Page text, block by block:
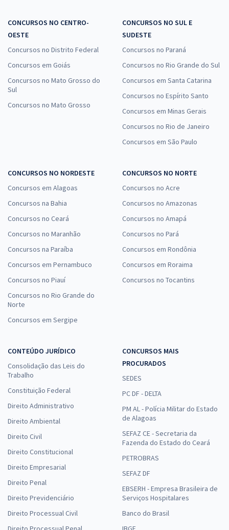
CONCURSOS NO CENTRO-
OESTE
Concursos no Distrito Federal
Concursos em Goiás
Concursos no Mato Grosso do
Sul
Concursos no Mato Grosso
CONCURSOS NO SUL E
SUDESTE
Concursos no Paraná
Concursos no Rio Grande do Sul
Concursos em Santa Catarina
Concursos no Espírito Santo
Concursos em Minas Gerais
Concursos no Rio de Janeiro
Concursos em São Paulo
CONCURSOS NO NORDESTE
Concursos em Alagoas
Concursos na Bahia
Concursos no Ceará
Concursos no Maranhão
Concursos na Paraíba
Concursos em Pernambuco
Concursos no Piauí
Concursos no Rio Grande do
Norte
Concursos em Sergipe
CONCURSOS NO NORTE
Concursos no Acre
Concursos no Amazonas
Concursos no Amapá
Concursos no Pará
Concursos em Rondônia
Concursos em Roraima
Concursos no Tocantins
CONTEÚDO JURÍDICO
Consolidação das Leis do
Trabalho
Constituição Federal
Direito Administrativo
Direito Ambiental
Direito Civil
Direito Constitucional
Direito Empresarial
Direito Penal
Direito Previdenciário
Direito Processual Civil
CONCURSOS MAIS
PROCURADOS
SEDES
PC DF - DELTA
PM AL - Polícia Militar do Estado
de Alagoas
SEFAZ CE - Secretaria da
Fazenda do Estado do Ceará
PETROBRAS
SEFAZ DF
EBSERH - Empresa Brasileira de
Serviços Hospitalares
Banco do Brasil